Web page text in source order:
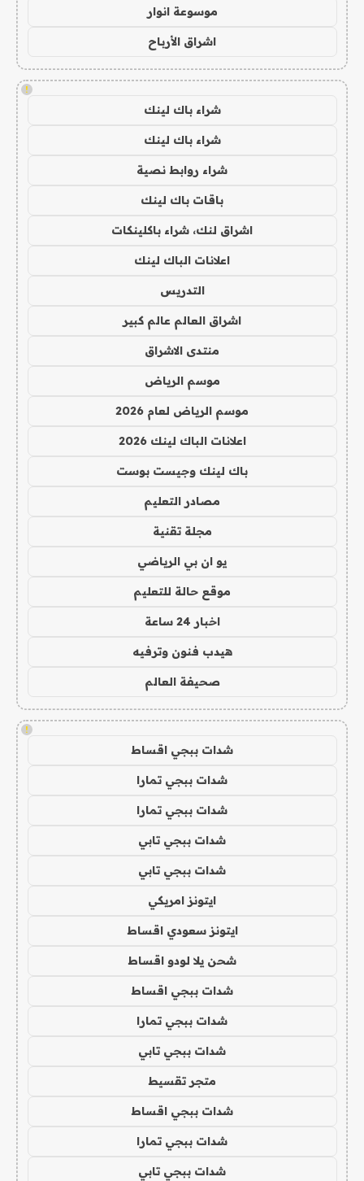
موسوعة انوار
اشراق الأرباح
!
شراء باك لينك
شراء باك لينك
شراء روابط نصية
باقات باك لينك
اشراق لنك، شراء باكلينكات
اعلانات الباك لينك
التدريس
اشراق العالم عالم كبير
منتدى الاشراق
موسم الرياض
موسم الرياض لعام 2026
اعلانات الباك لينك 2026
باك لينك وجيست بوست
مصادر التعليم
مجلة تقنية
يو ان بي الرياضي
موقع حالة للتعليم
اخبار 24 ساعة
هيدب فنون وترفيه
صحيفة العالم
!
شدات ببجي اقساط
شدات ببجي تمارا
شدات ببجي تمارا
شدات ببجي تابي
شدات ببجي تابي
ايتونز امريكي
ايتونز سعودي اقساط
شحن يلا لودو اقساط
شدات ببجي اقساط
شدات ببجي تمارا
شدات ببجي تابي
متجر تقسيط
شدات ببجي اقساط
شدات ببجي تمارا
شدات ببجي تابي